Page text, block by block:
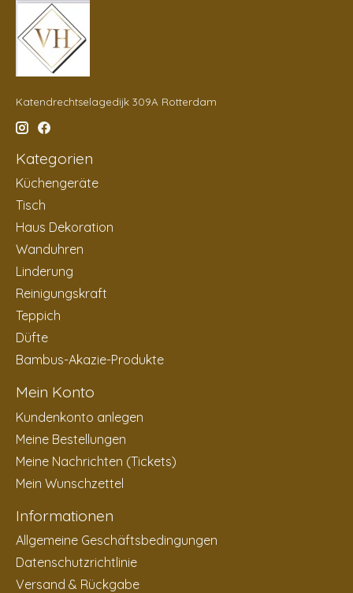
Katendrechtselagedijk 309A Rotterdam
Kategorien
Küchengeräte
Tisch
Haus Dekoration
Wanduhren
Linderung
Reinigungskraft
Teppich
Düfte
Bambus-Akazie-Produkte
Mein Konto
Kundenkonto anlegen
Meine Bestellungen
Meine Nachrichten (Tickets)
Mein Wunschzettel
Informationen
Allgemeine Geschäftsbedingungen
Datenschutzrichtlinie
Versand & Rückgabe